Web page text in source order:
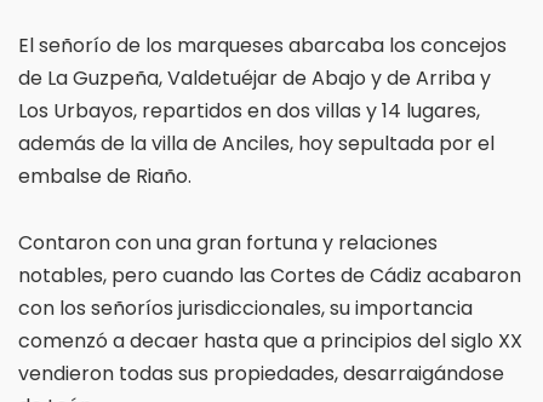
El señorío de los marqueses abarcaba los concejos
de La Guzpeña, Valdetuéjar de Abajo y de Arriba y
Los Urbayos, repartidos en dos villas y 14 lugares,
además de la villa de Anciles, hoy sepultada por el
embalse de Riaño.
Contaron con una gran fortuna y relaciones
notables, pero cuando las Cortes de Cádiz acabaron
con los señoríos jurisdiccionales, su importancia
comenzó a decaer hasta que a principios del siglo XX
vendieron todas sus propiedades, desarraigándose